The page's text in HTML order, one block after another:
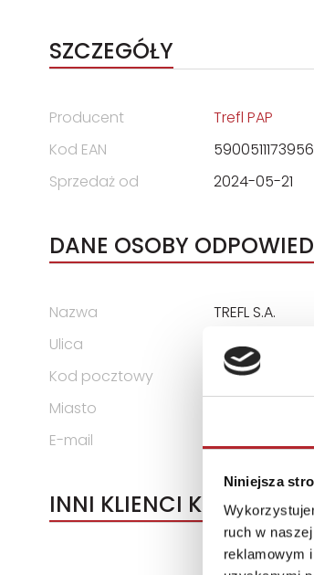
Niniejsza
ruch w
reklamowym
SZCZEGÓŁY
Producent
Trefl PAP
Kod EAN
5900511173956
Sprzedaż od
2024-05-21
DANE OSOBY
Nazwa
TREFL S.A.
Ulica
ul.
Kod pocztowy
81-155
Miasto
E-mail
INNI KLIENCI KUPOWALI